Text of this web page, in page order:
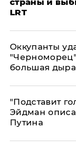
страны и
LRT
Оккупанты
большая
​"Подставит
Эйдман
Путина